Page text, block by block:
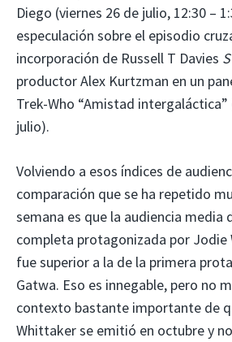
Diego (viernes 26 de julio, 12:30 –
especulación sobre el episodio
incorporación de Russell T Davies
productor Alex Kurtzman en un
Trek-Who “Amistad intergaláctica”
julio).
Volviendo a esos índices de
comparación que se ha repetido
semana es que la audiencia media
completa protagonizada por Jodie
fue superior a la de la primera
Gatwa. Eso es innegable, pero no
contexto bastante importante de
Whittaker se emitió en octubre y